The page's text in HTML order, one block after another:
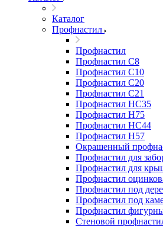
Каталог
Профнастил
Профнастил
Профнастил С8
Профнастил С10
Профнастил С20
Профнастил С21
Профнастил НС35
Профнастил Н75
Профнастил HC44
Профнастил Н57
Окрашенный
Профнастил для
Профнастил для
Профнастил
Профнастил под
Профнастил под
Профнастил
Стеновой